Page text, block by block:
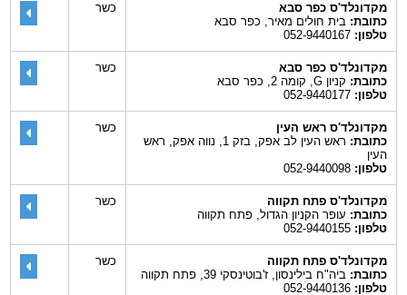
מקדונלד'ס כפר סבא
כתובת:בית חולים מאיר, כפר סבא
טלפון:052-9440167
כשר
מקדונלד'ס כפר סבא
כתובת:קניון G, קומה 2, כפר סבא
טלפון:052-9440177
כשר
מקדונלד'ס ראש העין
כתובת:
ראש העין לב אפק, בזק 1, נווה אפק, ראש
העין
טלפון:052-9440098
כשר
מקדונלד'ס פתח תקווה
כתובת:עופר הקניון הגדול, פתח תקווה
טלפון:052-9440155
כשר
מקדונלד'ס פתח תקווה
כתובת:ביה"ח בילינסון, ז'בוטינסקי 39, פתח תקווה
טלפון:052-9440136
כשר